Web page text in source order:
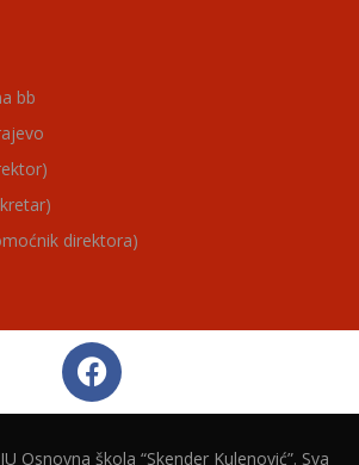
bb
direktora)
Osnovna škola “Skender Kulenović”. Sva